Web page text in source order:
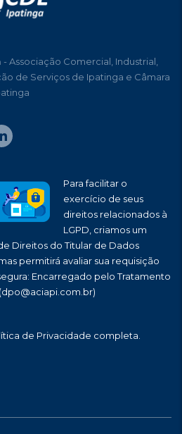
- Associação Comercial, Industrial,
de Serviços de Ipatinga e Câmara
Para facilitar o
exercício de seus
direitos relacionados à
LGPD, criamos um
Direitos do Titular de Dados
permitirá avaliar sua requisição
Encarregado pelo Tratamento
(dpo@aciapi.com.br)
de Privacidade completa.